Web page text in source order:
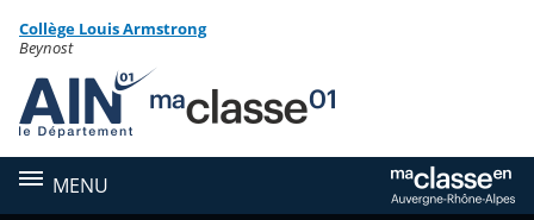
Menu de la rubrique
Contenu
Collège Louis Armstrong
Beynost
MENU